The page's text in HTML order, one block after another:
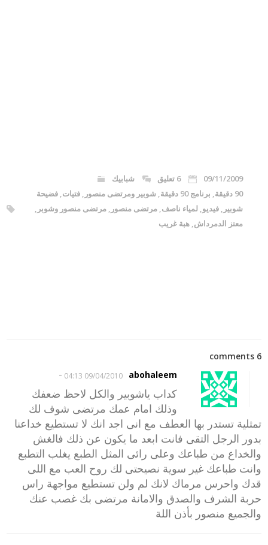
09/11/2009 6 تعليق
شبابيك
90 دقيقة
, برنامج 90 دقيقة ,شوبير ومرتضى منصور ,فتيات,فضيحة
شوبير ,فيديو, لمياء ناصف,مرتضى منصور ,مرتضى منصور وشوبر ,
معتز الدمرداش,هبة غريب
6 comments
abohaleem
09/04/2010 04:13
-
كداب ياشوبير والكل لاحظ ضعفك
وذلك امام عمك مرتضى شوف لك
تمثلية تستدر بها العطف مع انى اجد انك لا تستطيع خداعنا
بدور الرجل التقى فانت ابعد ما يكون عن ذلك فالغش
والخداع من طباعك وعلى رائى المثل الطبع يغلب التطبع
وانت طباعك غير سوية نصيحتى لك روح العب مع اللى
قدك واحرس مرماك لانك لم ولن تستطيع مواجهة راس
حربة الشرف والصدق والامانة مرتضى بك غصب عنك
والجميع منصور بأذن اللة